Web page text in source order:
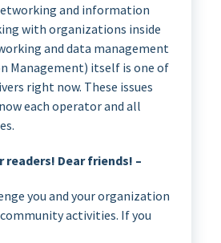
and information
with organizations inside
and data management
Management) itself is one of
right now. These issues
each operator and all
readers! Dear friends! –
you and your organization
activities. If you